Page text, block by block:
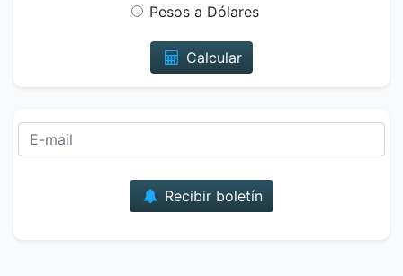
Pesos a Dólares
Calcular
Recibir boletín